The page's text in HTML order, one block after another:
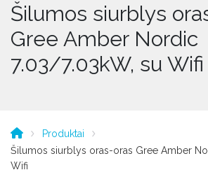
Šilumos siurblys
Gree Amber Nordic
7.03/7.03kW, su Wifi
Produktai
Šilumos siurblys oras-oras Gree Amber
Wifi